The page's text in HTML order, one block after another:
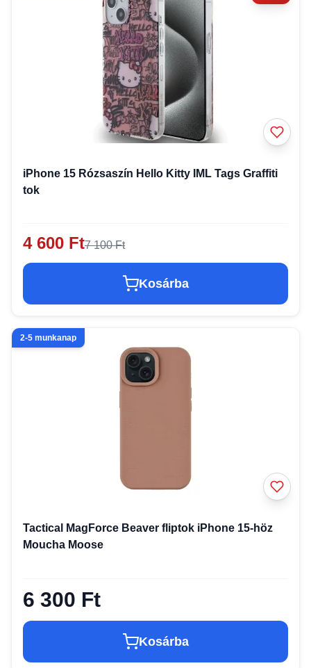
iPhone 15 Rózsaszín Hello Kitty IML Tags Graffiti
tok
4 600 Ft7 100 Ft
Kosárba
2-5 munkanap
Tactical MagForce Beaver fliptok iPhone 15-höz
Moucha Moose
6 300 Ft
Kosárba